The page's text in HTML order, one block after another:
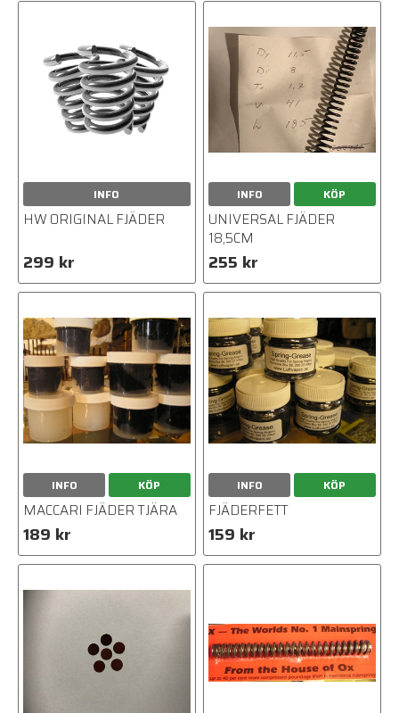
INFO
HW ORIGINAL FJÄDER
299 kr
INFO KÖP
UNIVERSAL FJÄDER
18,5CM
255 kr
INFO KÖP
MACCARI FJÄDER TJÄRA
189 kr
INFO KÖP
FJÄDERFETT
159 kr